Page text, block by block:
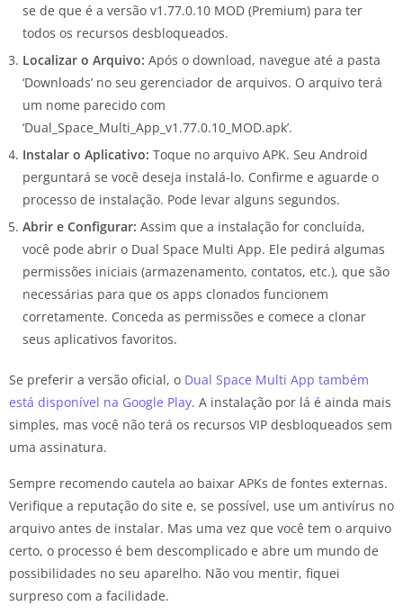
se de que é a versão v1.77.0.10 MOD (Premium) para ter
todos os recursos desbloqueados.
Localizar o Arquivo: Após o download, navegue até a pasta
‘Downloads’ no seu gerenciador de arquivos. O arquivo terá
um nome parecido com
‘Dual_Space_Multi_App_v1.77.0.10_MOD.apk’.
Instalar o Aplicativo: Toque no arquivo APK. Seu Android
perguntará se você deseja instalá-lo. Confirme e aguarde o
processo de instalação. Pode levar alguns segundos.
Abrir e Configurar: Assim que a instalação for concluída,
você pode abrir o Dual Space Multi App. Ele pedirá algumas
permissões iniciais (armazenamento, contatos, etc.), que são
necessárias para que os apps clonados funcionem
corretamente. Conceda as permissões e comece a clonar
seus aplicativos favoritos.
Se preferir a versão oficial, o Dual Space Multi App também
está disponível na Google Play. A instalação por lá é ainda mais
simples, mas você não terá os recursos VIP desbloqueados sem
uma assinatura.
Sempre recomendo cautela ao baixar APKs de fontes externas.
Verifique a reputação do site e, se possível, use um antivírus no
arquivo antes de instalar. Mas uma vez que você tem o arquivo
certo, o processo é bem descomplicado e abre um mundo de
possibilidades no seu aparelho. Não vou mentir, fiquei
surpreso com a facilidade.